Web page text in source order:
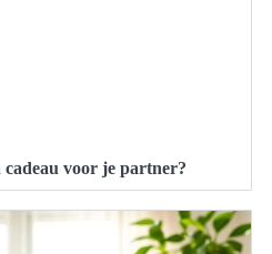
cadeau voor je partner?